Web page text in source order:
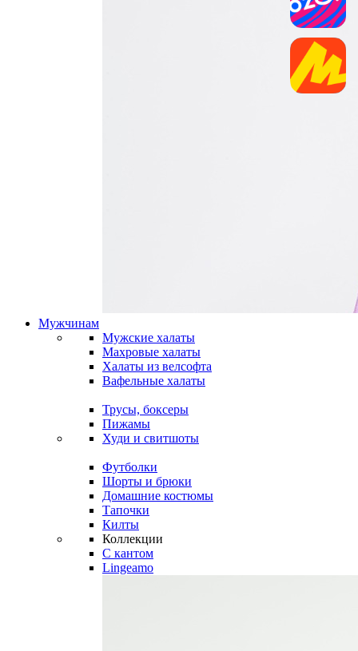
Мужчинам
Мужские халаты
Махровые халаты
Халаты из велсофта
Вафельные халаты
Трусы, боксеры
Пижамы
Худи и свитшоты
Футболки
Шорты и брюки
Домашние костюмы
Тапочки
Килты
Коллекции
C кантом
Lingeamo